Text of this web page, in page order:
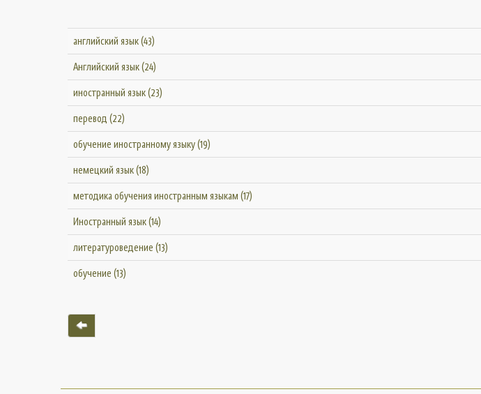
английский язык (43)
Английский язык (24)
иностранный язык (23)
перевод (22)
обучение иностранному языку (19)
немецкий язык (18)
методика обучения иностранным языкам (17)
Иностранный язык (14)
литературоведение (13)
обучение (13)